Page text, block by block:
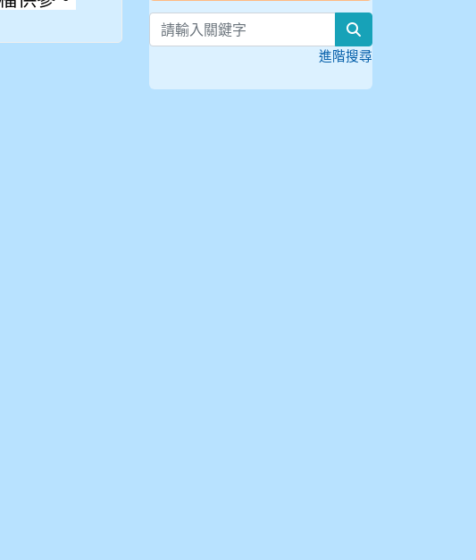
進階搜尋